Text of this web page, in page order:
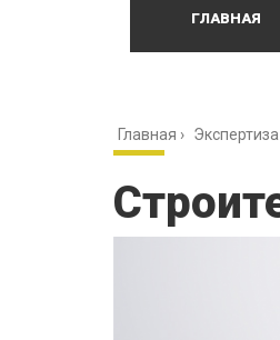
ГЛАВНАЯ
Главная › Экспертиза